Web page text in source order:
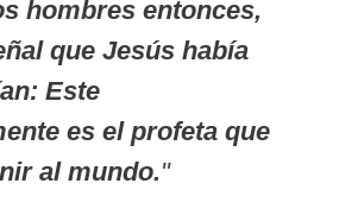
hombres entonces,
que Jesús había
Este
es el profeta que
al mundo."